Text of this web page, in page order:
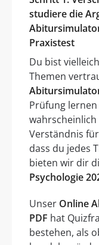
studiere die
Praxistest
Du bist
Themen
Prüfung
Verständnis
dass du jedes
bieten wir dir
Psychologie
Unser Online
PDF hat
bestehen, als